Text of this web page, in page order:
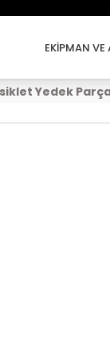
EKİPMAN VE
Yedek